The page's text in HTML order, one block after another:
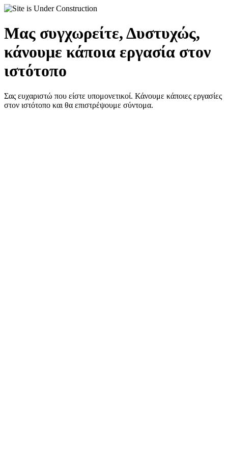
Μας συγχωρείτε, Δυστυχώς,
κάνουμε κάποια εργασία στον
ιστότοπο
Σας ευχαριστώ που είστε υπομονετικοί. Κάνουμε κάποιες εργασίες
στον ιστότοπο και θα επιστρέψουμε σύντομα.